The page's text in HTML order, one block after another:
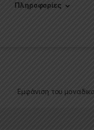
Πληροφορίες
Εμφάνιση του